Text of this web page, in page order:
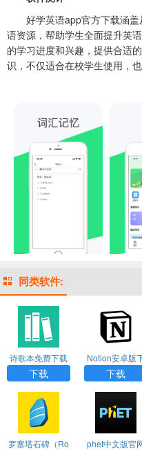
好学英语app官方下载涵盖
语资源，帮助学生全面提升英
的学习进度和兴趣，提供合适
识，不仅适合在校学生使用，
同类软件:
诗歌本免费下载
安装安卓手机版
下载
Notion安卓版
载
下载
罗塞塔石碑（Ro
phet中文版官